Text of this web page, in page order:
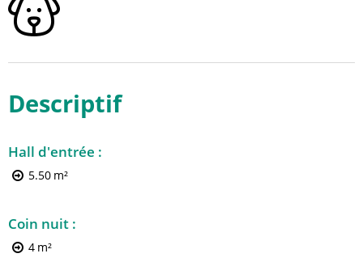
Descriptif
Hall d'entrée :
5.50 m²
Coin nuit :
4 m²